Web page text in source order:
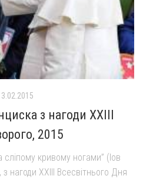
з нагоди XXIII
2015
кривому ногами” (Іов
нагоди XXIII Всесвітнього Дня